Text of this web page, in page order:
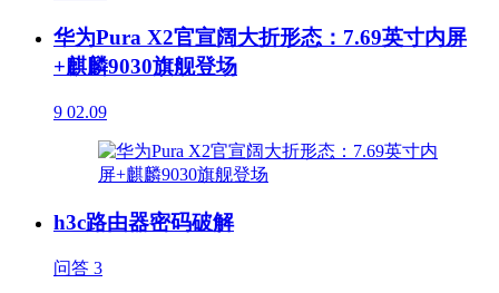
华为Pura X2官宣阔大折形态：7.69英寸内屏
+麒麟9030旗舰登场
9 02.09
h3c路由器密码破解
问答 3